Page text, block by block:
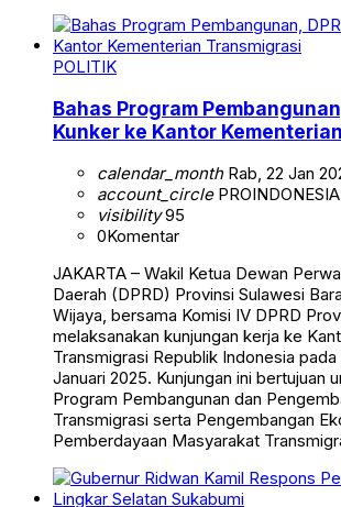
POLITIK
Bahas Program
Kunker ke Kantor
calendar_monthRab, 22 Jan
account_circlePROINDONESIA
visibility95
0Komentar
JAKARTA – Wakil Ketua Dewan
Daerah (DPRD) Provinsi Sulawesi
Wijaya, bersama Komisi IV DPRD
melaksanakan kunjungan kerja ke
Transmigrasi Republik Indonesia pada
Januari 2025. Kunjungan ini bertujuan
Program Pembangunan dan
Transmigrasi serta Pengembangan
Pemberdayaan Masyarakat